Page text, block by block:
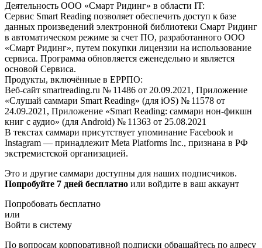
Деятельность ООО «Смарт Ридинг» в области IT:
Сервис Smart Reading позволяет обеспечить доступ к базе
данных произведений электронной библиотеки Смарт Ридинг
в автоматическом режиме за счет ПО, разработанного ООО
«Смарт Ридинг», путем покупки лицензии на использование
сервиса. Программа обновляется еженедельно и является
основой Сервиса.
Продукты, включённые в ЕРРПО:
Веб-сайт smartreading.ru № 11486 от 20.09.2021, Приложение
«Слушай саммари Smart Reading» (для iOS) № 11578 от
24.09.2021, Приложение «Smart Reading: саммари нон-фикшн
книг с аудио» (для Android) № 11363 от 25.08.2021
В текстах саммари присутствует упоминание Facebook и
Instagram — принадлежит Meta Platforms Inc., признана в РФ
экстремистской организацией.
Это и другие саммари доступны для наших подписчиков.
Попробуйте 7 дней бесплатно или войдите в ваш аккаунт
Попробовать бесплатно
или
Войти в систему
По вопросам корпоративной подписки обращайтесь по адресу